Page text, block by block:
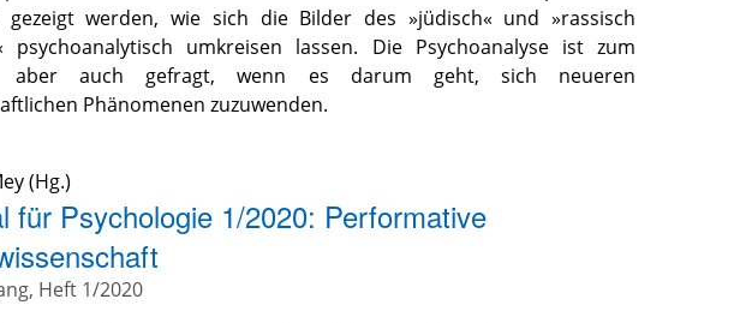
gezeigt werden, wie sich die Bilder des »jüdisch« und »rassisch
psychoanalytisch umkreisen lassen. Die Psychoanalyse ist zum
aber auch gefragt, wenn es darum geht, sich neueren
Phänomenen zuzuwenden.
(Hg.)
für Psychologie 1/2020: Performative
Heft 1/2020